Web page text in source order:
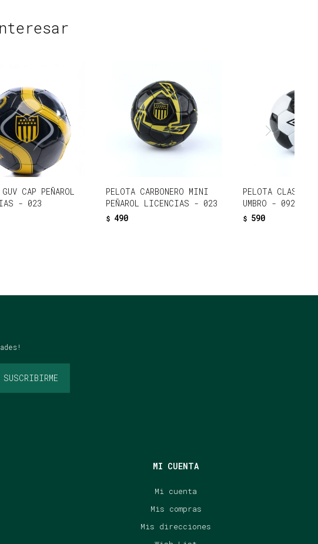
CAP PEÑAROL
- 023
PELOTA CARBONERO MINI
PEÑAROL LICENCIAS - 023
$ 490
PELOTA CLASSIC
UMBRO - 092
$ 590
MI CUENTA
Mi cuenta
Mis compras
Mis direcciones
SUSCRIBIRME